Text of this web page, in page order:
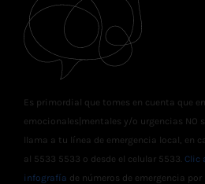
Es primordial que tomes en cuenta que
emocionales|mentales y/o urgencias NO
llama a tu línea de emergencia local, en
al 5533 5533 o desde el celular 5533. Clic
infografía de números de emergencia